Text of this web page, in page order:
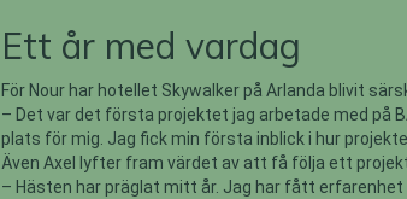
Ett år med vardag
För Nour har hotellet Skywalker på Arlanda blivit
– Det var det första projektet jag arbetade med på
plats för mig. Jag fick min första inblick i hur
Även Axel lyfter fram värdet av att få följa ett projekt
– Hästen har präglat mitt år. Jag har fått